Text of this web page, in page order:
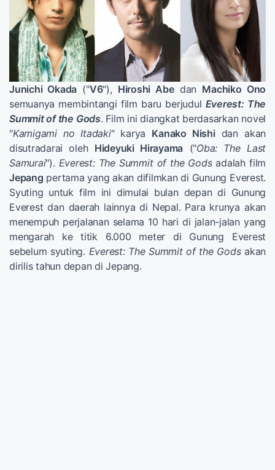
Junichi Okada ("V6"), Hiroshi Abedan Machiko Ono
semuanya membintangi film baru berjudul Everest: The
Summit of the Gods. Film ini diangkat berdasarkan novel
"Kamigami no Itadaki" karya Kanako Nishi dan akan
disutradarai oleh Hideyuki Hirayama ("Oba: The Last
Samurai"). Everest: The Summit of the Godsadalah film
Jepang pertama yang akan difilmkan di Gunung Everest.
Syuting untuk film ini dimulai bulan depan di Gunung
Everest dan daerah lainnya di Nepal. Para krunya akan
menempuh perjalanan selama 10 hari di jalan-jalan yang
mengarah ke titik 6.000 meter di Gunung Everest
sebelum syuting. Everest: The Summit of the Godsakan
dirilis tahun depan di Jepang.